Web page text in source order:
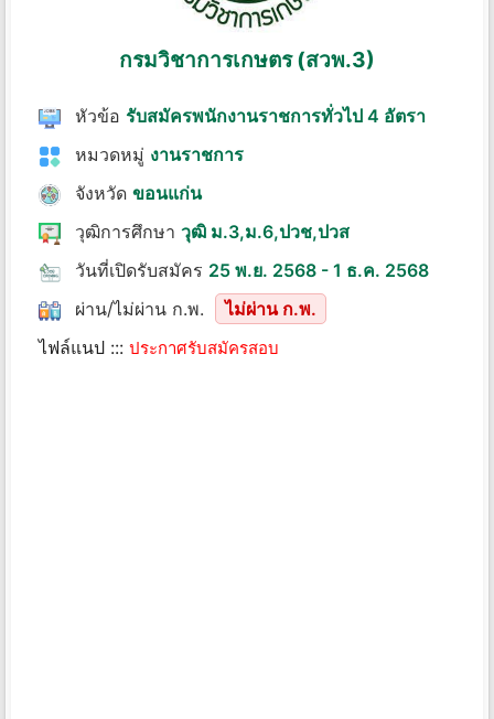
กรมวิชาการเกษตร (สวพ.3)
หัวข้อ รับสมัครพนักงานราชการทั่วไป 4 อัตรา
หมวดหมู่ งานราชการ
จังหวัด ขอนแก่น
วุฒิการศึกษา วุฒิ ม.3,ม.6,ปวช,ปวส
วันที่เปิดรับสมัคร 25 พ.ย. 2568 - 1 ธ.ค. 2568
ผ่าน/ไม่ผ่าน ก.พ.
ไม่ผ่าน ก.พ.
ไฟล์แนป ::: ประกาศรับสมัครสอบ